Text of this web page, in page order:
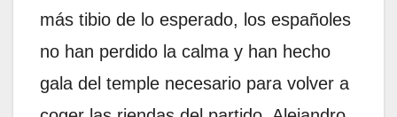
más tibio de lo esperado, los españoles
no han perdido la calma y han hecho
gala del temple necesario para volver a